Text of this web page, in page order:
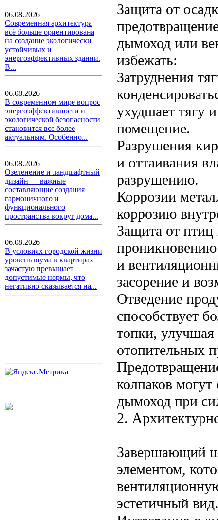
06.08.2026
Современная архитектура
всё больше ориентирована
на создание экологически
устойчивых и
энергоэффективных зданий.
В...
06.08.2026
В современном мире вопрос
энергоэффективности и
экологической безопасности
становится все более
актуальным. Особенно...
06.08.2026
Озеленение и ландшафтный
дизайн — важные
составляющие создания
гармоничного и
функционального
пространства вокруг дома...
06.08.2026
В условиях городской жизни
уровень шума в квартирах
зачастую превышает
допустимые нормы, что
негативно сказывается на...
Защита от
дымоход или
избежать:
Затруднения
ухудшает тягу
помещение.
Разрушения
и оттаивания
разрушению.
Коррозии
коррозию
Защита от
и
засорение и
Отведение
способствует
топки, улучшая
отопительных
колпаков
дымоход при
2.
Завершающий
элементом,
эстетичный вид.